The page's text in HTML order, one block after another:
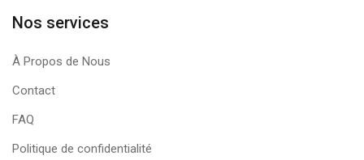
Nos services
À Propos de Nous
Contact
FAQ
Politique de confidentialité